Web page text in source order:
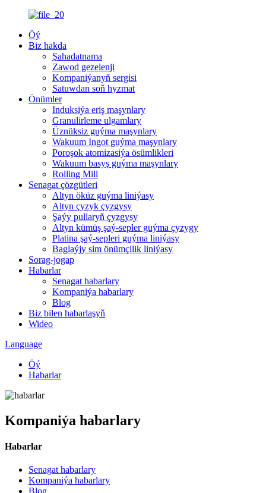
Öý
Biz hakda
Şahadatnama
Zawod gezelenji
Kompaniýanyň sergisi
Satuwdan soň hyzmat
Önümler
Induksiýa eriş maşynlary
Granulirleme ulgamlary
Üznüksiz guýma maşynlary
Wakuum Ingot guýma maşynlary
Poroşok atomizasiýa ösümlikleri
Wakuum basyş guýma maşynlary
Rolling Mill
Senagat çözgütleri
Altyn öküz guýma liniýasy
Altyn çyzyk çyzgysy
Şaýy pullaryň çyzgysy
Altyn kümüş şaý-sepler guýma çyzygy
Platina şaý-sepleri guýma liniýasy
Baglaýjy sim önümçilik liniýasy
Sorag-jogap
Habarlar
Senagat habarlary
Kompaniýa habarlary
Blog
Biz bilen habarlaşyň
Wideo
Language
Öý
Habarlar
Kompaniýa habarlary
Habarlar
Senagat habarlary
Kompaniýa habarlary